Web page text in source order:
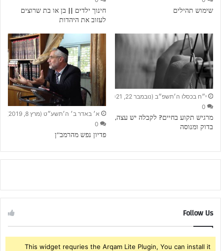
שימוש תהילים חינוך ילדים || בן או בת שרוצים
לעזוב את היהדות
י״ח בכסלו ה׳תשפ״ב (נובמבר 22, 2021)
0
מרגיש תקוע בחיים? לקבלה יש עצה,
בדוק ומנוסה
א׳ באדר ב׳ ה׳תשע״ט (מרץ 8, 2019)
0
פדיון נפש מהרמב”ן
Follow Us
This widget requries the Arqam Lite Plugin, You can install it